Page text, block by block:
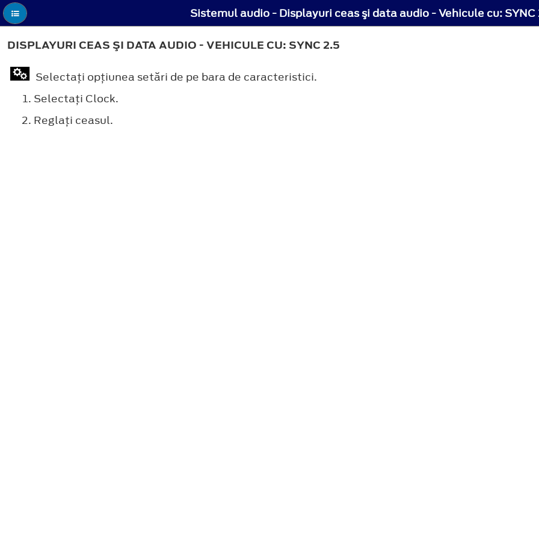
Sistemul audio - Displayuri ceas şi data audio - Vehicule cu: SYNC
DISPLAYURI CEAS ŞI DATA AUDIO - VEHICULE CU: SYNC 2.5
Selectaţi opţiunea setări de pe bara de caracteristici.
Selectaţi Clock.
Reglaţi ceasul.